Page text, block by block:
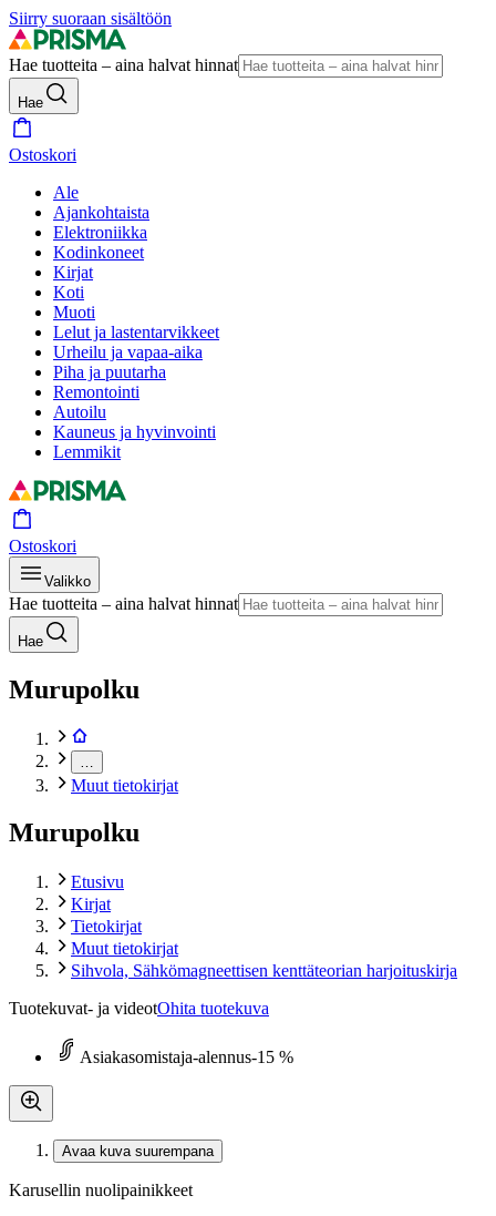
Siirry suoraan sisältöön
Hae tuotteita – aina halvat hinnat
Hae
Ostoskori
Ale
Ajankohtaista
Elektroniikka
Kodinkoneet
Kirjat
Koti
Muoti
Lelut ja lastentarvikkeet
Urheilu ja vapaa-aika
Piha ja puutarha
Remontointi
Autoilu
Kauneus ja hyvinvointi
Lemmikit
Ostoskori
Valikko
Hae tuotteita – aina halvat hinnat
Hae
Murupolku
Muut tietokirjat
Murupolku
Etusivu
Kirjat
Tietokirjat
Muut tietokirjat
Sihvola, Sähkömagneettisen kenttäteorian harjoituskirja
Tuotekuvat- ja videotOhita tuotekuva
Asiakasomistaja-alennus-15 %
Avaa kuva suurempana
Karusellin nuolipainikkeet